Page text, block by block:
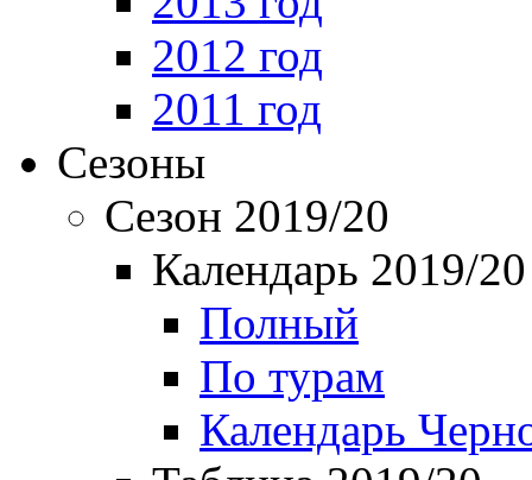
2012 год
2011 год
Сезоны
Сезон 2019/20
Календарь 2019/20
Полный
По турам
Календарь